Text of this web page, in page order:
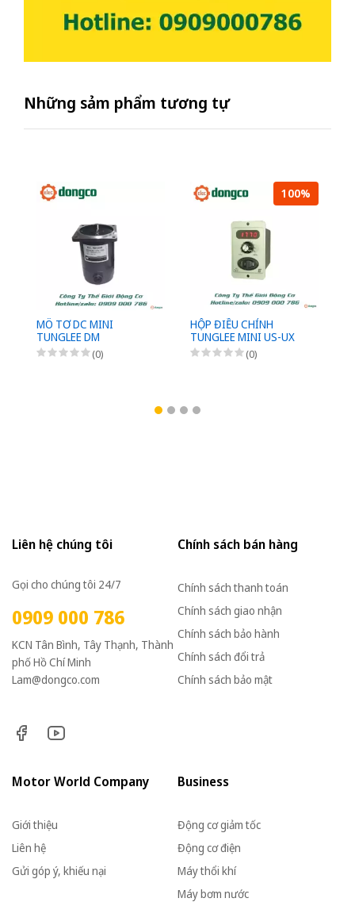
Những sảm phẩm tương tự
MÔ TƠ DC MINI
TUNGLEE DM
(0)
100%
HỘP ĐIỀU CHỈNH
TUNGLEE MINI US-UX
(0)
Liên hệ chúng tôi
Gọi cho chúng tôi 24/7
0909 000 786
KCN Tân Bình, Tây Thạnh, Thành
phố Hồ Chí Minh
Lam@dongco.com
Chính sách bán hàng
Chính sách thanh toán
Chính sách giao nhận
Chính sách bảo hành
Chính sách đổi trả
Chính sách bảo mật
Motor World Company
Giới thiệu
Liên hệ
Gửi góp ý, khiếu nại
Business
Động cơ giảm tốc
Động cơ điện
Máy thổi khí
Máy bơm nước